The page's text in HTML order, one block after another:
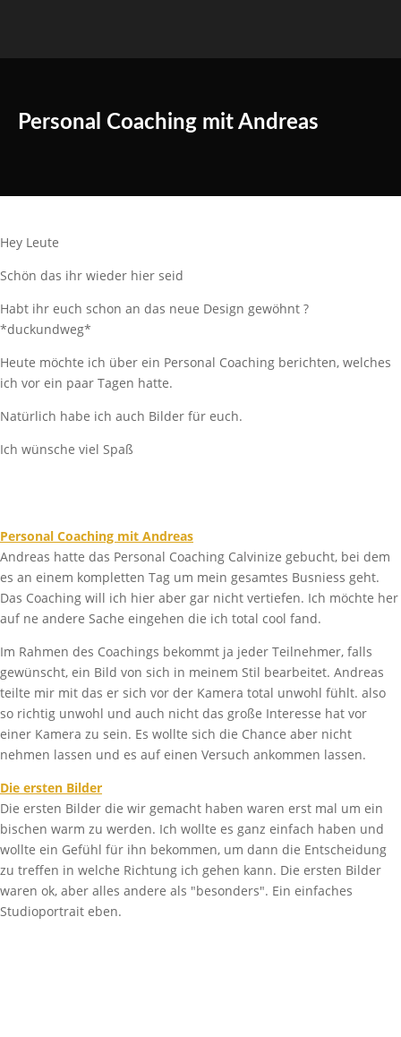
Personal Coaching mit Andreas
Hey Leute
Schön das ihr wieder hier seid
Habt ihr euch schon an das neue Design gewöhnt ?
*duckundweg*
Heute möchte ich über ein Personal Coaching berichten, welches
ich vor ein paar Tagen hatte.
Natürlich habe ich auch Bilder für euch.
Ich wünsche viel Spaß
Personal Coaching mit Andreas
Andreas hatte das Personal Coaching Calvinize gebucht, bei dem
es an einem kompletten Tag um mein gesamtes Busniess geht.
Das Coaching will ich hier aber gar nicht vertiefen. Ich möchte her
auf ne andere Sache eingehen die ich total cool fand.
Im Rahmen des Coachings bekommt ja jeder Teilnehmer, falls
gewünscht, ein Bild von sich in meinem Stil bearbeitet. Andreas
teilte mir mit das er sich vor der Kamera total unwohl fühlt. also
so richtig unwohl und auch nicht das große Interesse hat vor
einer Kamera zu sein. Es wollte sich die Chance aber nicht
nehmen lassen und es auf einen Versuch ankommen lassen.
Die ersten Bilder
Die ersten Bilder die wir gemacht haben waren erst mal um ein
bischen warm zu werden. Ich wollte es ganz einfach haben und
wollte ein Gefühl für ihn bekommen, um dann die Entscheidung
zu treffen in welche Richtung ich gehen kann. Die ersten Bilder
waren ok, aber alles andere als "besonders". Ein einfaches
Studioportrait eben.